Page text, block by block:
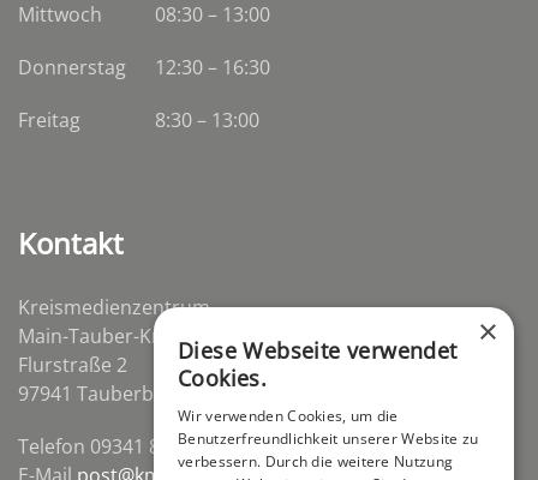
Mittwoch
08:30– 13:00
Donnerstag
12:30 – 16:30
Freitag
8:30 – 13:00
Kontakt
Kreismedienzentrum
Main-Tauber-Kreis
Flurstraße 2
97941 Tauberbischofsheim-Distelhausen
Telefon 09341 84670
×
Diese Webseite verwendet
Cookies.
Wir verwenden Cookies, um die
Benutzerfreundlichkeit unserer Website zu
verbessern. Durch die weitere Nutzung